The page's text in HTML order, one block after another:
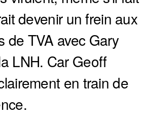
devenir un frein aux
de TVA avec Gary
LNH. Car Geoff
en train de